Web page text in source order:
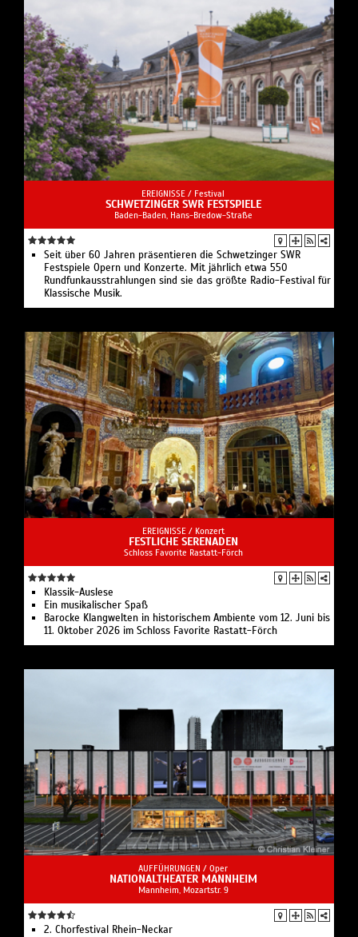
EREIGNISSE / Festival
SCHWETZINGER SWR FESTSPIELE
Baden-Baden, Hans-Bredow-Straße
Seit über 60 Jahren präsentieren die Schwetzinger SWR
Festspiele Opern und Konzerte. Mit jährlich etwa 550
Rundfunkausstrahlungen sind sie das größte Radio-Festival für
Klassische Musik.
EREIGNISSE / Konzert
FESTLICHE SERENADEN
Schloss Favorite Rastatt-Förch
Klassik-Auslese
Ein musikalischer Spaß
Barocke Klangwelten in historischem Ambiente vom 12. Juni bis
11. Oktober 2026 im Schloss Favorite Rastatt-Förch
AUFFÜHRUNGEN / Oper
NATIONALTHEATER MANNHEIM
Mannheim, Mozartstr. 9
2. Chorfestival Rhein-Neckar